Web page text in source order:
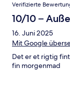
Verifizierte
10/10 –
16. Juni 2025
Mit Google
Det er et rigtig
fin morgenmad